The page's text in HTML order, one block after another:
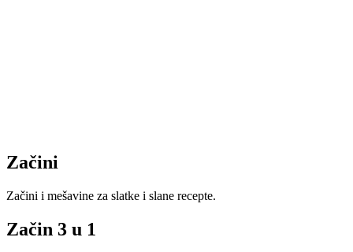
Začini
Začini i mešavine za slatke i slane recepte.
Začin 3 u 1